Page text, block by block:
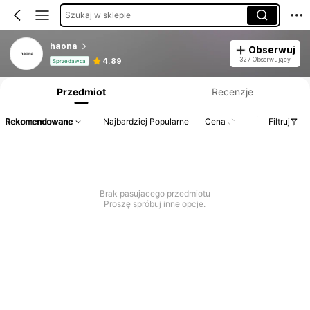
Szukaj w sklepie
haona
Sprzedawca 4.89
Obserwuj
327 Obserwujący
Przedmiot Recenzje
Rekomendowane Najbardziej Popularne Cena Filtruj
Brak pasujacego przedmiotu
Proszę spróbuj inne opcje.